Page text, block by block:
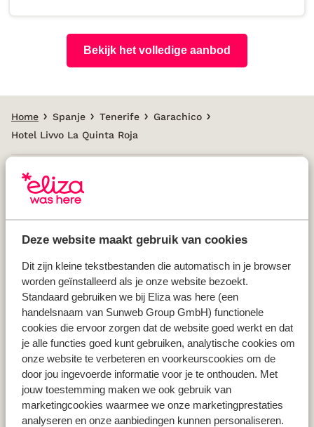
Deze website maakt gebruik van cookies
Dit zijn kleine tekstbestanden die automatisch in je browser
worden geïnstalleerd als je onze website bezoekt.
Standaard gebruiken we bij Eliza was here (een
handelsnaam van Sunweb Group GmbH) functionele
cookies die ervoor zorgen dat de website goed werkt en dat
je alle functies goed kunt gebruiken, analytische cookies om
onze website te verbeteren en voorkeurscookies om de
door jou ingevoerde informatie voor je te onthouden. Met
jouw toestemming maken we ook gebruik van
marketingcookies waarmee we onze marketingprestaties
analyseren en onze aanbiedingen kunnen personaliseren.
Bekijk het volledige aanbod
Home Spanje Tenerife
Garachico
Hotel Livvo La Quinta Roja
Vakantie Griekenland
Vakantie Spanje
Vakantie Italië
Vakantie Portugal
Populaire regio's
Vakantie Kreta
Vakantie Zakynthos
Vakantie Andalusië
Vakantie Algarve